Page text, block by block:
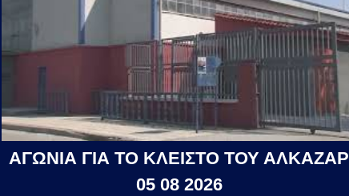
ΑΓΩΝΙΑ ΓΙΑ ΤΟ ΚΛΕΙΣΤΟ ΤΟΥ ΑΛΚΑΖΑΡ
05 08 2026